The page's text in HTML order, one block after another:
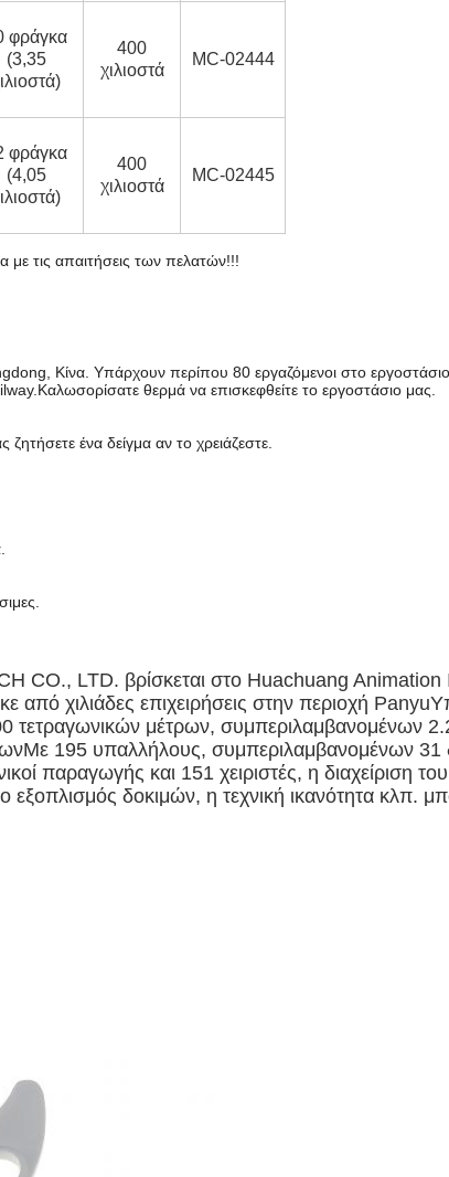
φράγκα
(3,35
400
χιλιοστά
MC-02444
φράγκα
(4,05
400
χιλιοστά
MC-02445
τις απαιτήσεις των πελατών!!!
Κίνα. Υπάρχουν περίπου 80 εργαζόμενοι στο
θερμά να επισκεφθείτε το εργοστάσιο μας.
ένα δείγμα αν το χρειάζεστε.
CO., LTD. βρίσκεται στο Huachuang
από χιλιάδες επιχειρήσεις στην περιοχή
μέτρων, συμπεριλαμβανομένων
195 υπαλλήλους, συμπεριλαμβανομένων 31
παραγωγής και 151 χειριστές, η διαχείριση
δοκιμών, η τεχνική ικανότητα κλπ.